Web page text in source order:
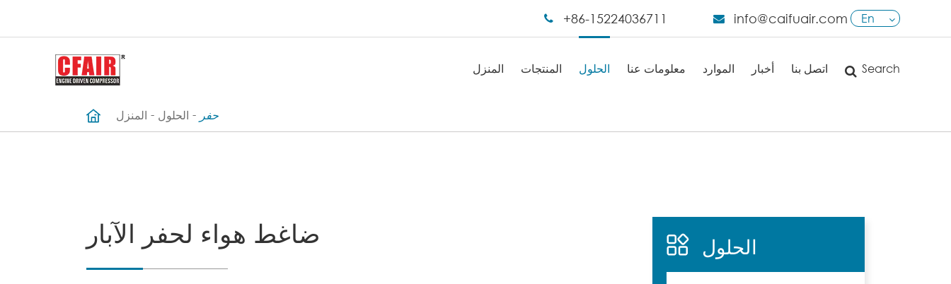
+86-15224036711 info@caifuair.com En
日本語
русский
português
المنزل المنتجات الحلول معلومات عنا الموارد أخبار اتصل بنا Search
المنزل الحلول حفر
ضاغط هواء لحفر الآبار الحلول